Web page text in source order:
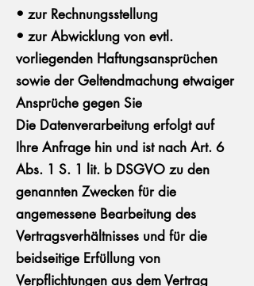
• zur Rechnungsstellung
• zur Abwicklung von evtl.
vorliegenden Haftungsansprüchen
sowie der Geltendmachung etwaiger
Ansprüche gegen Sie
Die Datenverarbeitung erfolgt auf
Ihre Anfrage hin und ist nach Art. 6
Abs. 1 S. 1 lit. b DSGVO zu den
genannten Zwecken für die
angemessene Bearbeitung des
Vertragsverhältnisses und für die
beidseitige Erfüllung von
Verpflichtungen aus dem Vertrag